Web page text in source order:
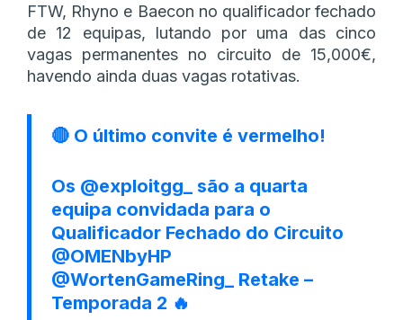
FTW, Rhyno e Baecon no qualificador fechado
de 12 equipas, lutando por uma das cinco
vagas permanentes no circuito de 15,000€,
havendo ainda duas vagas rotativas.
🔴 O último convite é vermelho!
Os @exploitgg_
são a quarta
equipa convidada para o
Qualificador Fechado do Circuito
@OMENbyHP
@WortenGameRing_
Retake –
Temporada 2 🔥